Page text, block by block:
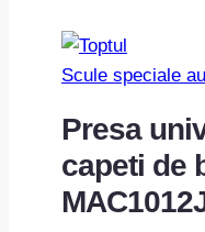
Scule speciale
Presa
capeti de